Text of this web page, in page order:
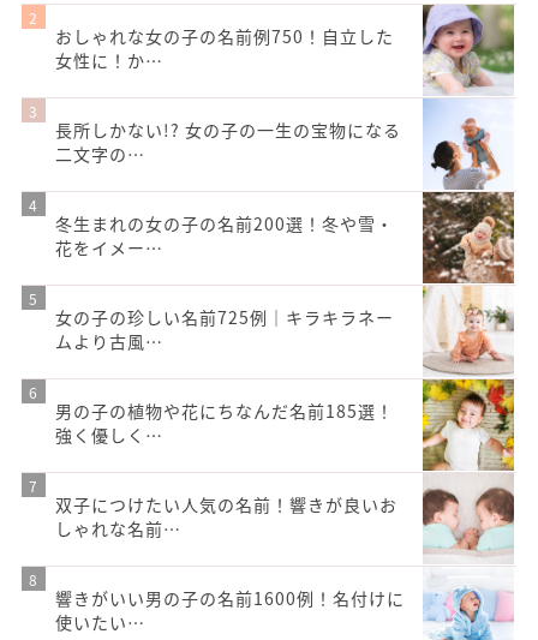
おしゃれな女の子の名前例750！自立した
女性に！か…
長所しかない!? 女の子の一生の宝物になる
二文字の…
冬生まれの女の子の名前200選！冬や雪・
花をイメー…
女の子の珍しい名前725例｜キラキラネー
ムより古風…
男の子の植物や花にちなんだ名前185選！
強く優しく…
双子につけたい人気の名前！響きが良いお
しゃれな名前…
響きがいい男の子の名前1600例！名付けに
使いたい…